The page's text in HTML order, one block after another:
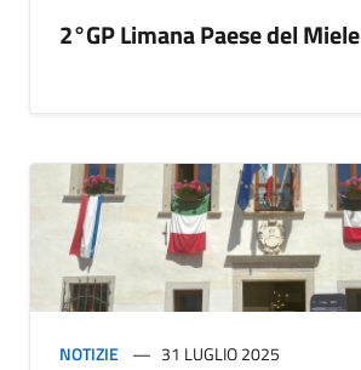
2°GP Limana Paese del Miele
NOTIZIE 31 LUGLIO 2025